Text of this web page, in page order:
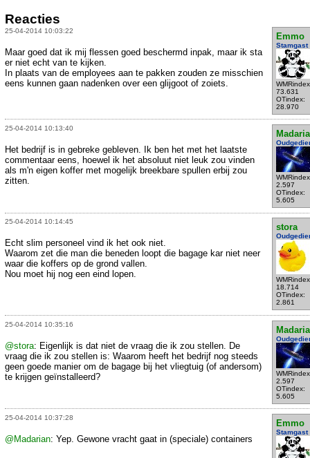
Reacties
25-04-2014 10:03:22
Emmo
Stamgast
73.631
OTindex:
28.970
Maar goed dat ik mij flessen goed beschermd inpak, maar ik sta
er niet echt van te kijken.
In plaats van de employees aan te pakken zouden ze misschien
eens kunnen gaan nadenken over een glijgoot of zoiets.
25-04-2014 10:13:40
2.597
OTindex:
5.605
Het bedrijf is in gebreke gebleven. Ik ben het met het laatste
commentaar eens, hoewel ik het absoluut niet leuk zou vinden
als m'n eigen koffer met mogelijk breekbare spullen erbij zou
zitten.
25-04-2014 10:14:45
stora
18.714
OTindex:
2.861
Echt slim personeel vind ik het ook niet.
Waarom zet die man die beneden loopt die bagage kar niet neer
waar die koffers op de grond vallen.
Nou moet hij nog een eind lopen.
25-04-2014 10:35:16
2.597
OTindex:
5.605
@stora: Eigenlijk is dat niet de vraag die ik zou stellen. De
vraag die ik zou stellen is: Waarom heeft het bedrijf nog steeds
geen goede manier om de bagage bij het vliegtuig (of andersom)
te krijgen geïnstalleerd?
25-04-2014 10:37:28
Emmo
Stamgast
@Madarian: Yep. Gewone vracht gaat in (speciale) containers